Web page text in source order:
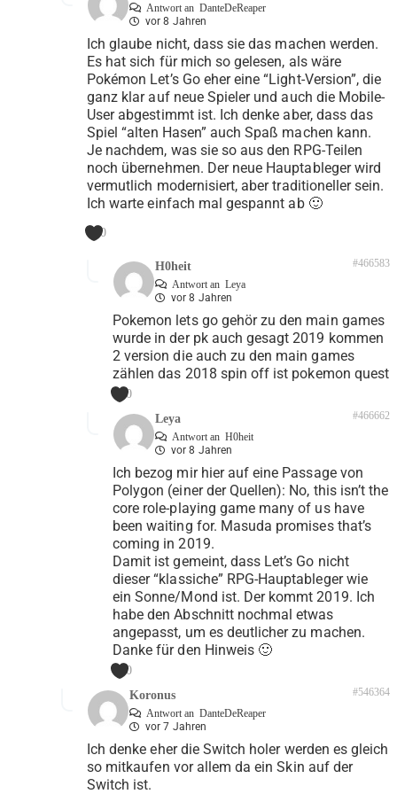
Antwort an DanteDeReaper
vor 8 Jahren
Ich glaube nicht, dass sie das machen werden.
Es hat sich für mich so gelesen, als wäre
Pokémon Let’s Go eher eine “Light-Version”, die
ganz klar auf neue Spieler und auch die Mobile-
User abgestimmt ist. Ich denke aber, dass das
Spiel “alten Hasen” auch Spaß machen kann.
Je nachdem, was sie so aus den RPG-Teilen
noch übernehmen. Der neue Hauptableger wird
vermutlich modernisiert, aber traditioneller sein.
Ich warte einfach mal gespannt ab 🙂
0
H0heit
Antwort an Leya
vor 8 Jahren
#466583
Pokemon lets go gehör zu den main games
wurde in der pk auch gesagt 2019 kommen
2 version die auch zu den main games
zählen das 2018 spin off ist pokemon quest
0
Leya
Antwort an H0heit
vor 8 Jahren
#466662
Ich bezog mir hier auf eine Passage von
Polygon (einer der Quellen): No, this isn’t the
core role-playing game many of us have
been waiting for. Masuda promises that’s
coming in 2019.
Damit ist gemeint, dass Let’s Go nicht
dieser “klassiche” RPG-Hauptableger wie
ein Sonne/Mond ist. Der kommt 2019. Ich
habe den Abschnitt nochmal etwas
angepasst, um es deutlicher zu machen.
Danke für den Hinweis 🙂
0
Koronus
Antwort an DanteDeReaper
vor 7 Jahren
#546364
Ich denke eher die Switch holer werden es gleich
so mitkaufen vor allem da ein Skin auf der
Switch ist.